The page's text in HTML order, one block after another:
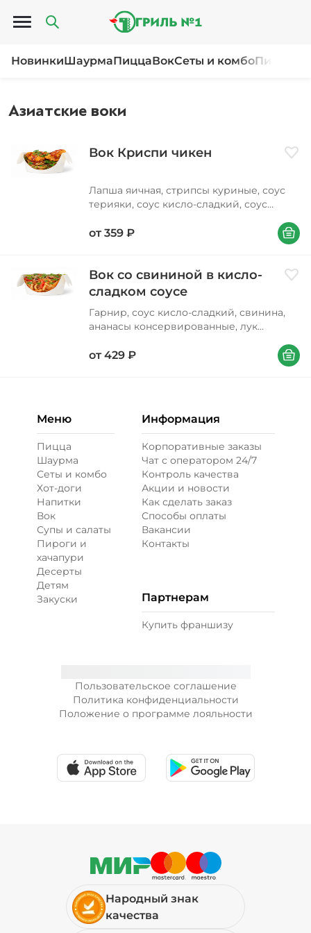
Открыть меню
НовинкиШаурмаПиццаВокСеты и комбоПироги
Азиатские воки
Вок Криспи чикен
Лапша яичная, стрипсы куриные, соус
терияки, соус кисло-сладкий, соус
зеленый, петрушка, кунжут
от 359 ₽ В
Вок со свининой в кисло-
сладком соусе
Гарнир, соус кисло-сладкий, свинина,
ананасы консервированные, лук
болгарский, соус соевый, масло
подсолнечное, лук зеленый, петрушка,
от 429 ₽ В
Пользовательское соглашение
Политика конфиденциальности
Положение о программе лояльности
Меню
Пицца
Шаурма
Сеты и комбо
Хот-доги
Напитки
Вок
Супы и салаты
Пироги и
хачапури
Десерты
Детям
Закуски
Информация
Корпоративные заказы
Чат с оператором 24/7
Контроль качества
Акции и новости
Как сделать заказ
Способы оплаты
Вакансии
Контакты
Партнерам
Купить франшизу
Народный знак
качества